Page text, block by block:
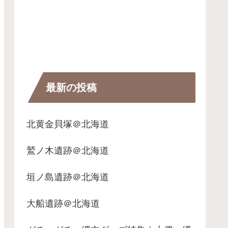
最新の投稿
北黄金貝塚＠北海道
鷲ノ木遺跡＠北海道
垣ノ島遺跡＠北海道
大船遺跡＠北海道